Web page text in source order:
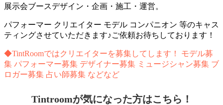
展示会ブースデザイン・企画・施工・運営。
パフォーマー クリエイター モデル コンパニオン 等のキャス
ティングさせていただきます♪ご依頼お待ちしております！
◆TintRoomではクリエイターを募集してします！ モデル募
集 パフォーマー募集 デザイナー募集 ミュージシャン募集 ブ
ロガー募集 占い師募集 などなど
Tintroomが気になった方はこちら！